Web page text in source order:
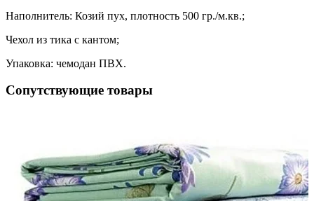
Наполнитель: Козий пух, плотность 500 гр./м.кв.;
Чехол из тика с кантом;
Упаковка: чемодан ПВХ.
Сопутствующие товары